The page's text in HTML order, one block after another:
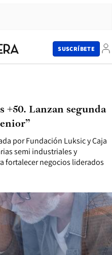
SUSCRÍBETE
por Fundación Luksic y Caja
semi industriales y
fortalecer negocios liderados
+50. Lanzan segunda